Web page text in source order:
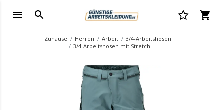
Zuhause Herren Arbeit
3/4-Arbeitshosen
3/4-Arbeitshosen mit Stretch